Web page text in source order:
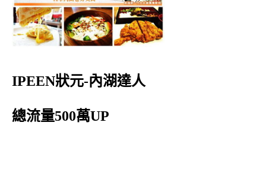
IPEEN狀元-內湖達人
總流量500萬UP